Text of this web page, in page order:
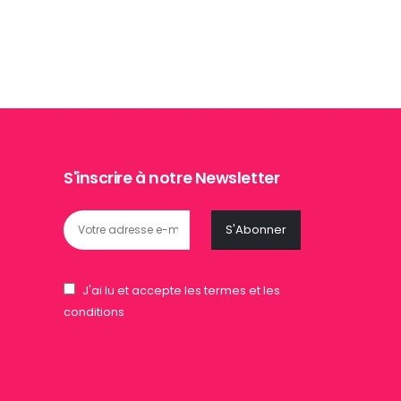
S'inscrire à notre Newsletter
J'ai lu et accepte les termes et les
conditions